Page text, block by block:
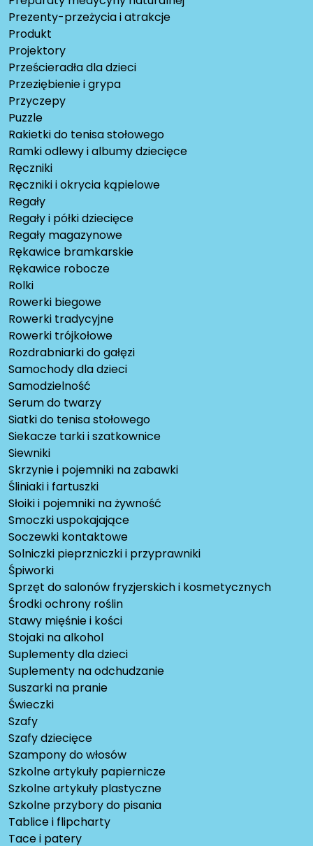
Prezenty-przeżycia i atrakcje
Produkt
Projektory
Prześcieradła dla dzieci
Przeziębienie i grypa
Przyczepy
Puzzle
Rakietki do tenisa stołowego
Ramki odlewy i albumy dziecięce
Ręczniki
Ręczniki i okrycia kąpielowe
Regały
Regały i półki dziecięce
Regały magazynowe
Rękawice bramkarskie
Rękawice robocze
Rolki
Rowerki biegowe
Rowerki tradycyjne
Rowerki trójkołowe
Rozdrabniarki do gałęzi
Samochody dla dzieci
Samodzielność
Serum do twarzy
Siatki do tenisa stołowego
Siekacze tarki i szatkownice
Siewniki
Skrzynie i pojemniki na zabawki
Śliniaki i fartuszki
Słoiki i pojemniki na żywność
Smoczki uspokajające
Soczewki kontaktowe
Solniczki pieprzniczki i przyprawniki
Śpiworki
Sprzęt do salonów fryzjerskich i kosmetycznych
Środki ochrony roślin
Stawy mięśnie i kości
Stojaki na alkohol
Suplementy dla dzieci
Suplementy na odchudzanie
Suszarki na pranie
Świeczki
Szafy
Szafy dziecięce
Szampony do włosów
Szkolne artykuły papiernicze
Szkolne artykuły plastyczne
Szkolne przybory do pisania
Tablice i flipcharty
Tace i patery